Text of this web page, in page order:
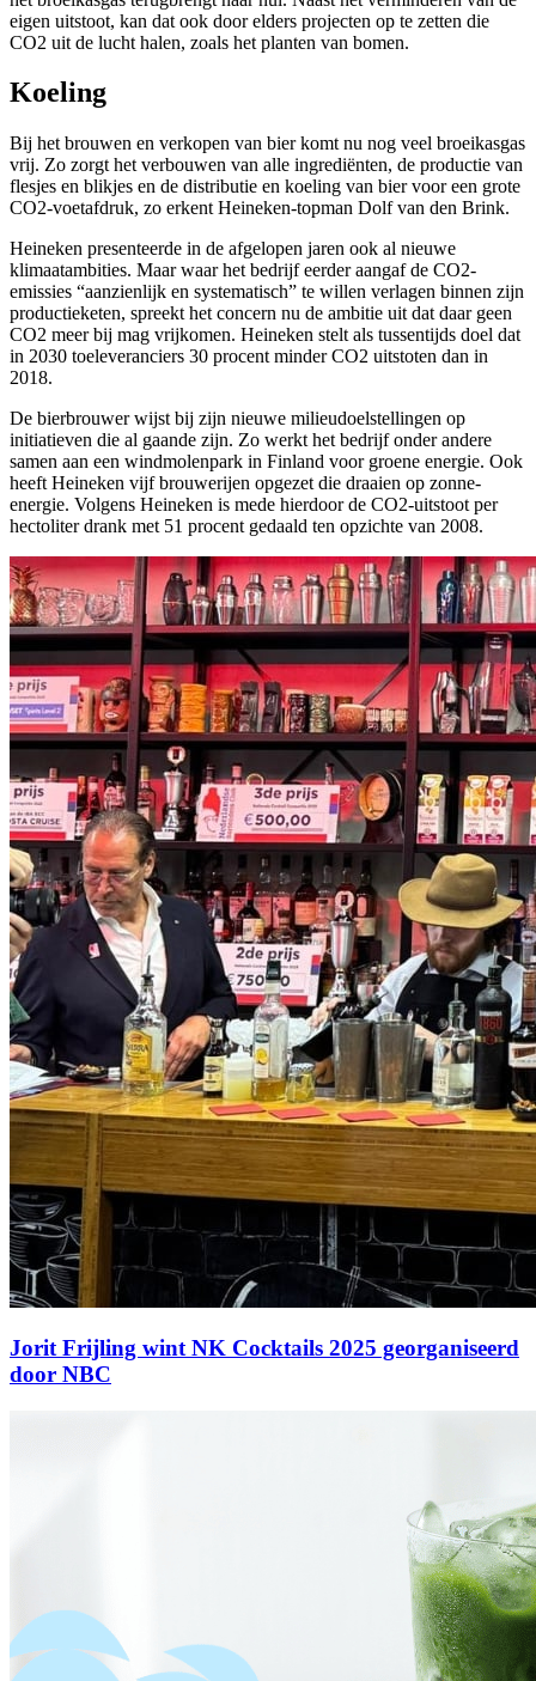
eigen uitstoot, kan dat ook door elders projecten op te zetten die
CO2 uit de lucht halen, zoals het planten van bomen.
Koeling
Bij het brouwen en verkopen van bier komt nu nog veel broeikasgas
vrij. Zo zorgt het verbouwen van alle ingrediënten, de productie van
flesjes en blikjes en de distributie en koeling van bier voor een grote
CO2-voetafdruk, zo erkent Heineken-topman Dolf van den Brink.
Heineken presenteerde in de afgelopen jaren ook al nieuwe
klimaatambities. Maar waar het bedrijf eerder aangaf de CO2-
emissies “aanzienlijk en systematisch” te willen verlagen binnen zijn
productieketen, spreekt het concern nu de ambitie uit dat daar geen
CO2 meer bij mag vrijkomen. Heineken stelt als tussentijds doel dat
in 2030 toeleveranciers 30 procent minder CO2 uitstoten dan in
2018.
De bierbrouwer wijst bij zijn nieuwe milieudoelstellingen op
initiatieven die al gaande zijn. Zo werkt het bedrijf onder andere
samen aan een windmolenpark in Finland voor groene energie. Ook
heeft Heineken vijf brouwerijen opgezet die draaien op zonne-
energie. Volgens Heineken is mede hierdoor de CO2-uitstoot per
hectoliter drank met 51 procent gedaald ten opzichte van 2008.
Jorit Frijling wint NK Cocktails 2025 georganiseerd
door NBC